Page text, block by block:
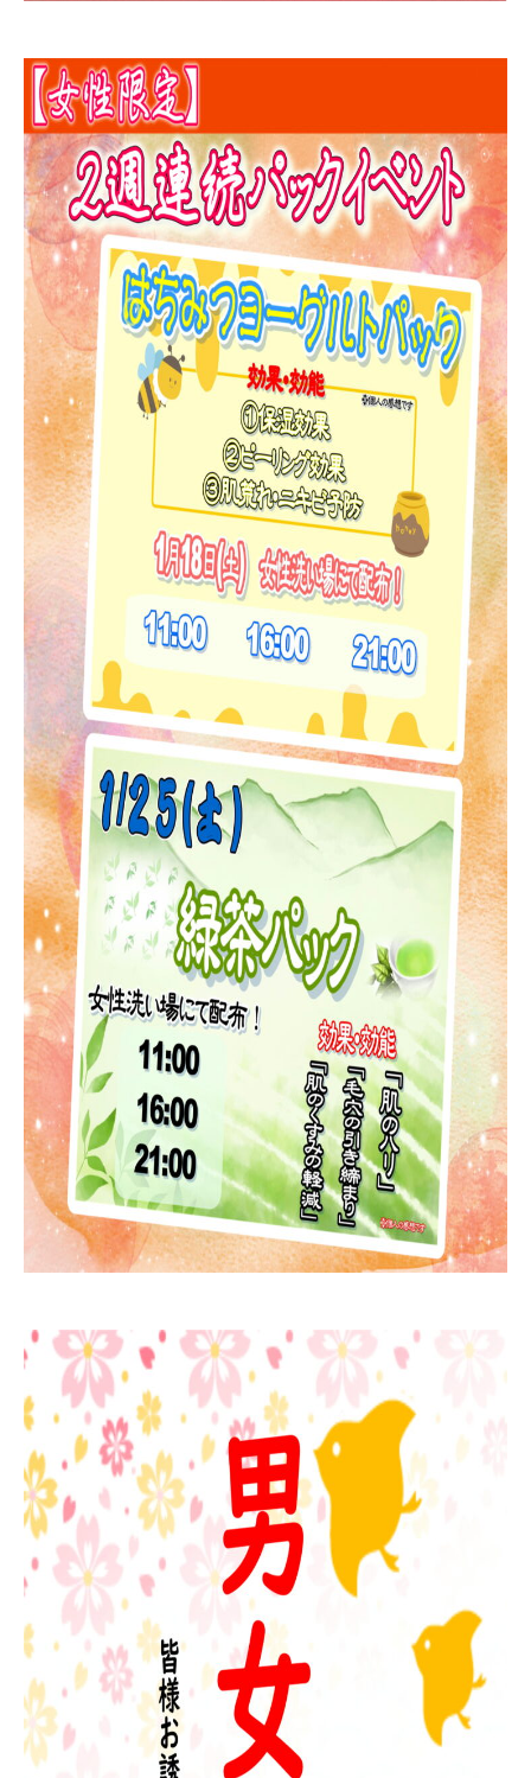
ご利用ガイド
温泉
サウナ
お食事
リラクゼーション
スタッフ募集中
お問い合わせ